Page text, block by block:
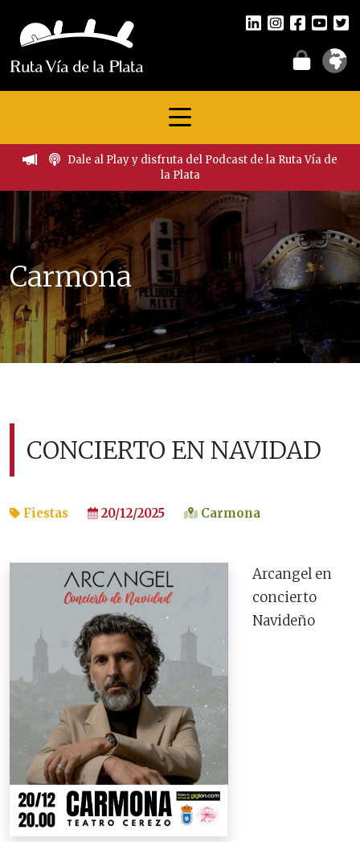
Dale al Play y disfruta del Podcast de la Ruta Vía de
la Plata
Carmona
CONCIERTO EN NAVIDAD
Fiestas 20/12/2025 Carmona
Arcangel en
concierto
Navideño